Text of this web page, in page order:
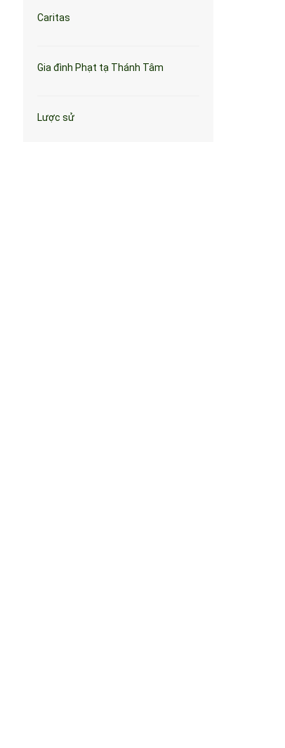
Caritas
Gia đình Phạt tạ Thánh Tâm
Lược sử